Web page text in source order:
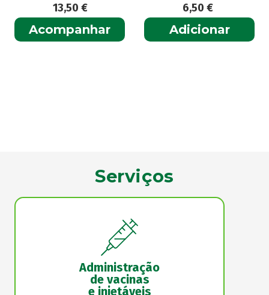
13,50€
Acompanhar
6,50€
Adicionar
Serviços
Administração
de vacinas
e injetáveis